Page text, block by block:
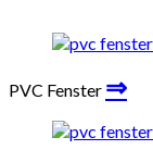
PVC Fenster ⇒